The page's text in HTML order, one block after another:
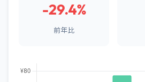
-29.4%
前年比